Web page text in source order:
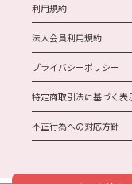
利用規約
法人会員利用規約
プライバシーポリシー
特定商取引法に基づく表
不正行為への対応方針